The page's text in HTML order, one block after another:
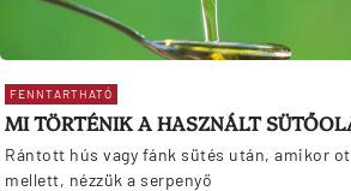
FENNTARTHATÓ
MI TÖRTÉNIK A HASZNÁLT
Rántott hús vagy fánk sütés után, amikor
mellett, nézzük a serpenyő